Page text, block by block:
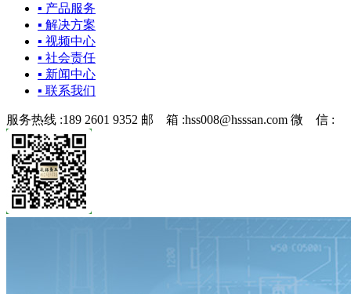
▪ 产品服务
▪ 解决方案
▪ 视频中心
▪ 社会责任
▪ 新闻中心
▪ 联系我们
服务热线 :189 2601 9352 邮 箱 :hss008@hsssan.com 微 信 :